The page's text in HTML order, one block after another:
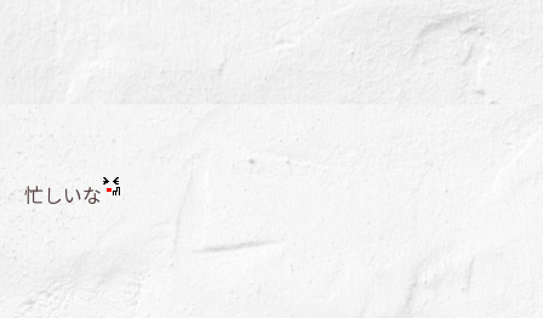
忙しいな